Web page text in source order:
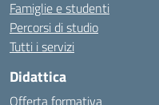
Famiglie e studenti
Percorsi di studio
Tutti i servizi
Didattica
Offerta formativa